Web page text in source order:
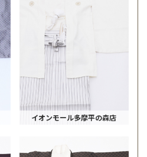
イオンモール多摩平の森店